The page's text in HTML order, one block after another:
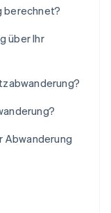
berechnet?
über Ihr
Abwanderung